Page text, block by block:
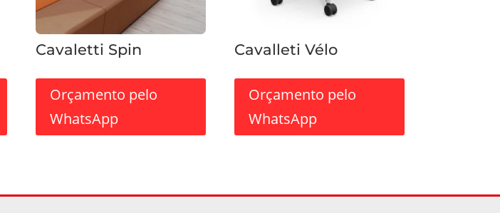
Cavaletti Spin
Orçamento pelo
WhatsApp
Cavalleti Vélo
Orçamento pelo
WhatsApp